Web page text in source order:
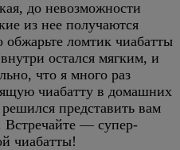
до невозможности
из нее получаются
ломтик чиабатты
остался мягким, и
что я много раз
чиабатту в домашних
представить вам
Встречайте — супер-
чиабатты!